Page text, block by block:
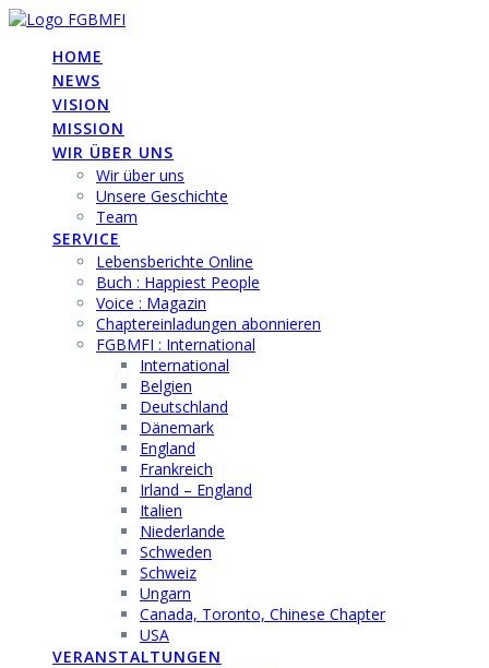
Skip
contentHOME
NEWS
VISION
MISSION
WIR ÜBER UNS
Wir über uns
Unsere Geschichte
Team
SERVICE
Lebensberichte Online
Buch : Happiest People
Voice : Magazin
Chaptereinladungen abonnieren
FGBMFI : International
International
Belgien
Deutschland
Dänemark
England
Frankreich
Irland – England
Italien
Niederlande
Schweden
Schweiz
Ungarn
Canada, Toronto, Chinese Chapter
USA
VERANSTALTUNGEN